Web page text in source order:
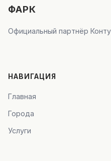
ФАРК
Официальный партнёр
НАВИГАЦИЯ
Главная
Города
Услуги